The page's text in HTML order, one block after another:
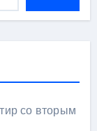
со вторым